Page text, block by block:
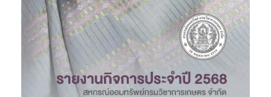
อ่านต่อ